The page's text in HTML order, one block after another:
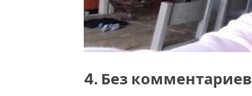
4. Без комментариев